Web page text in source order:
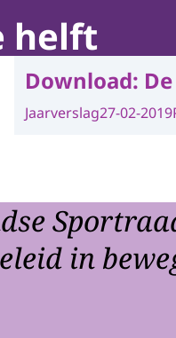
helft
Download:
Jaarverslag27-02-2019
in